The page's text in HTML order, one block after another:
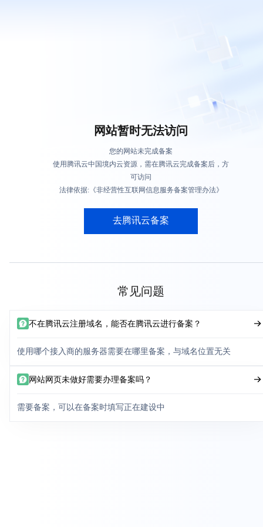
网站暂时无法访问
您的网站未完成备案
使用腾讯云中国境内云资源，需在腾讯云完成备案后，方
可访问
法律依据:《非经营性互联网信息服务备案管理办法》
去腾讯云备案
常见问题
不在腾讯云注册域名，能否在腾讯云进行备案？
使用哪个接入商的服务器需要在哪里备案，与域名位置无关
网站网页未做好需要办理备案吗？
需要备案，可以在备案时填写正在建设中